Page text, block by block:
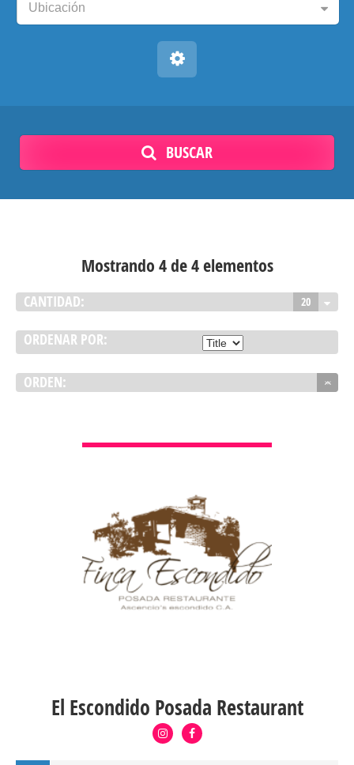
Ubicación
BUSCAR
Mostrando 4 de 4 elementos
CANTIDAD: 20
ORDENAR POR:
ORDEN:
El Escondido Posada Restaurant